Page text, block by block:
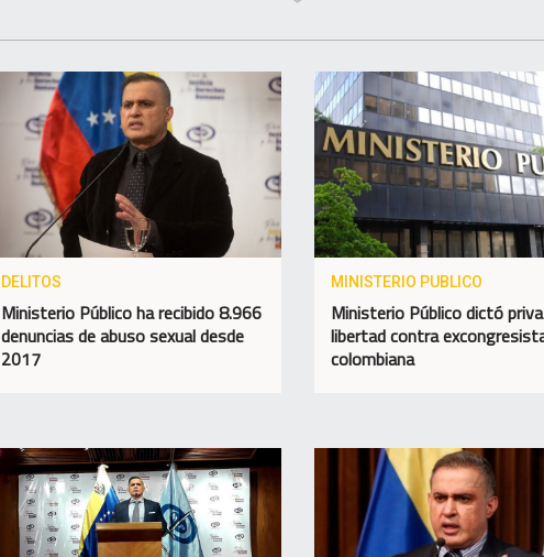
DELITOS
Ministerio Público ha recibido 8.966
denuncias de abuso sexual desde
2017
MINISTERIO PUBLICO
Ministerio Público dictó
libertad contra
colombiana